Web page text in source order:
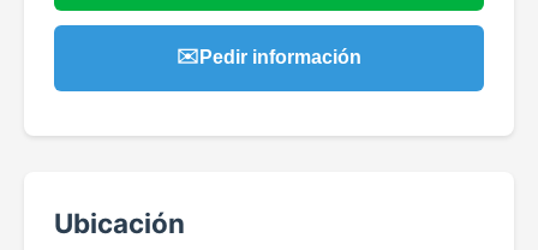
✉️ Pedir información
Ubicación